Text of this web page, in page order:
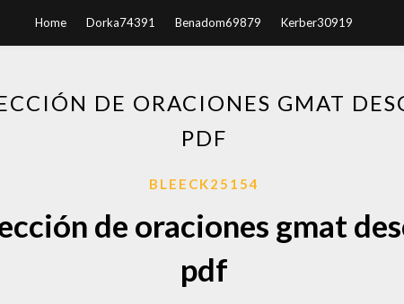
Home Dorka74391 Benadom69879 Kerber30919
DE ORACIONES GMAT
PDF
BLEECK25154
de oraciones gmat
pdf